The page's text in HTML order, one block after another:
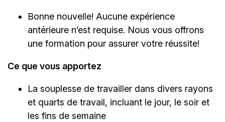
Bonne nouvelle! Aucune expérience
antérieure n’est requise. Nous vous offrons
une formation pour assurer votre réussite!
Ce que vous apportez
La souplesse de travailler dans divers rayons
et quarts de travail, incluant le jour, le soir et
les fins de semaine